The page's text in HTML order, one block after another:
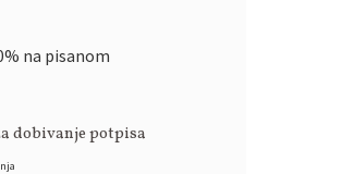
na pisanom
dobivanje potpisa